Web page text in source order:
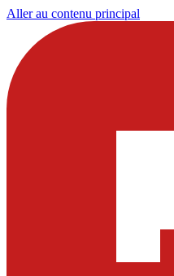
Aller au contenu principal